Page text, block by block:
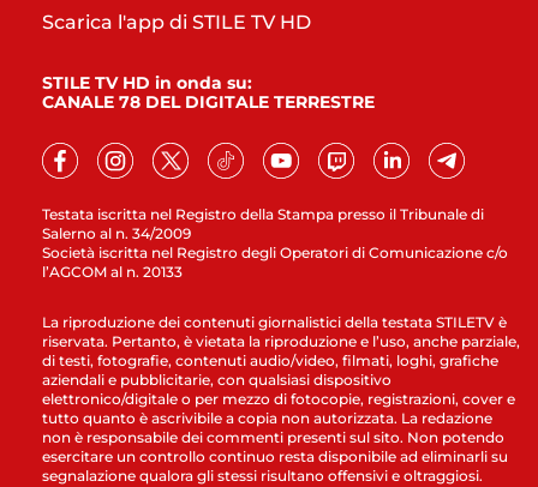
Testata iscritta nel Registro della Stampa presso il Tribunale di
Salerno al n. 34/2009
Società iscritta nel Registro degli Operatori di Comunicazione c/o
l’AGCOM al n. 20133
Scarica l'app di STILE TV HD
STILE TV HD in onda su:
CANALE 78 DEL DIGITALE TERRESTRE
La riproduzione dei contenuti giornalistici della testata STILETV è
riservata. Pertanto, è vietata la riproduzione e l’uso, anche parziale,
di testi, fotografie, contenuti audio/video, filmati, loghi, grafiche
aziendali e pubblicitarie, con qualsiasi dispositivo
elettronico/digitale o per mezzo di fotocopie, registrazioni, cover e
tutto quanto è ascrivibile a copia non autorizzata. La redazione
non è responsabile dei commenti presenti sul sito. Non potendo
esercitare un controllo continuo resta disponibile ad eliminarli su
segnalazione qualora gli stessi risultano offensivi e oltraggiosi.